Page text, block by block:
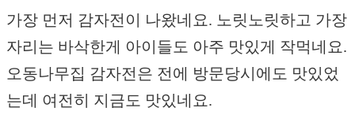
가장 먼저 감자전이 나왔네요. 노릿노릿하고 가장
자리는 바삭한게 아이들도 아주 맛있게 작먹네요.
오동나무집 감자전은 전에 방문당시에도 맛있었
는데 여전히 지금도 맛있네요.